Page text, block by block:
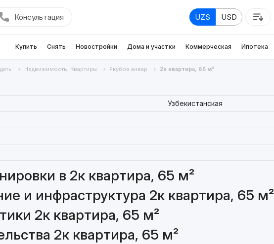
Консультация UZS USD
Купить Снять Новостройки Дома и участки Коммерческая Ипотека
Недвижимость, Квартиры Якубов анвар 2к квартира, 65 м²
Узбекистанская
в 2к квартира, 65 м²
и инфраструктура 2к квартира, 65 м²
2к квартира, 65 м²
2к квартира, 65 м²